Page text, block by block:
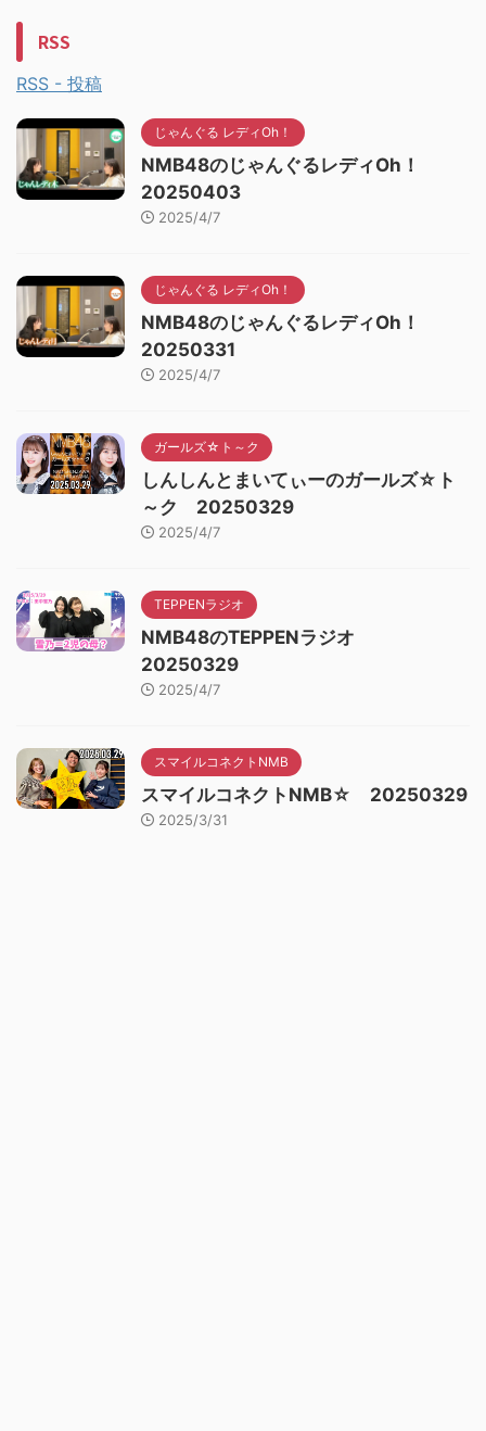
RSS
RSS - 投稿
じゃんぐる レディOh！
NMB48のじゃんぐるレディOh！
20250403
2025/4/7
じゃんぐる レディOh！
NMB48のじゃんぐるレディOh！
20250331
2025/4/7
ガールズ☆ト～ク
しんしんとまいてぃーのガールズ☆ト
～ク 20250329
2025/4/7
TEPPENラジオ
NMB48のTEPPENラジオ
20250329
2025/4/7
スマイルコネクトNMB
スマイルコネクトNMB☆ 20250329
2025/3/31